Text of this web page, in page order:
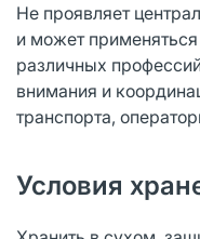
Не проявляет
и может
различных
внимания и
транспорта,
Условия